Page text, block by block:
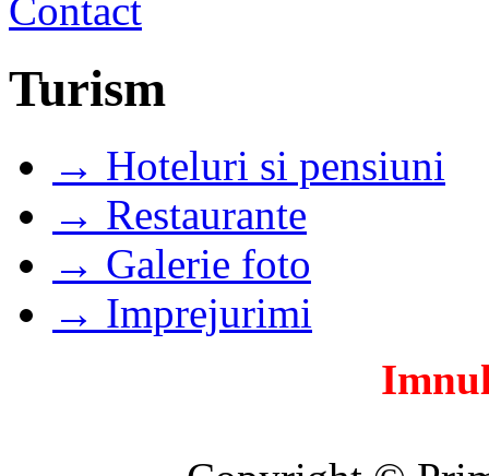
Turism
→ Hoteluri si pensiuni
→ Restaurante
→ Galerie foto
→ Imprejurimi